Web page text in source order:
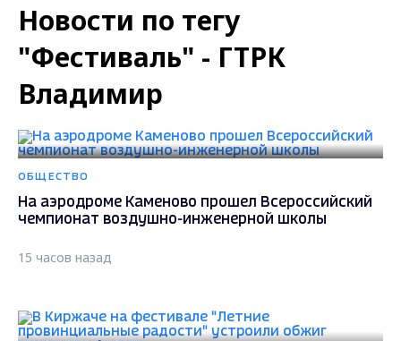
Новости по тегу
"Фестиваль" - ГТРК
Владимир
ОБЩЕСТВО
На аэродроме Каменово прошел Всероссийский
чемпионат воздушно-инженерной школы
15 часов назад